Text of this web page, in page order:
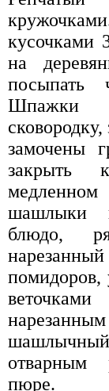
кусочками
на
посыпать
Шпажки
замочены
закрыть
медленном
шашлыки
блюдо,
помидоров,
отварным
пюре.